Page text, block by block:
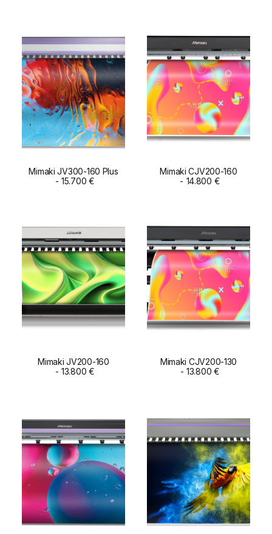
ADD TO CART
Mimaki JV300-160 Plus
15.700€ ADD TO CART
Mimaki CJV200-160
14.800 €
ADD TO CART
Mimaki JV200-160
13.800€ ADD TO CART
Mimaki CJV200-130
13.800€